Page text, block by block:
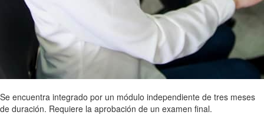
Se encuentra integrado por un módulo independiente de tres meses
de duración. Requiere la aprobación de un examen final.